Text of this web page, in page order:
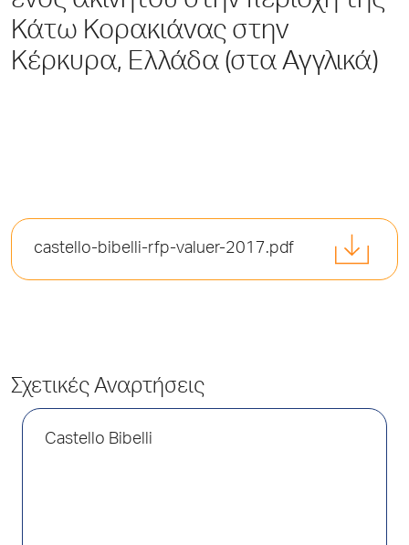
Κάτω Κορακιάνας στην
Κέρκυρα, Ελλάδα (στα Αγγλικά)
castello-bibelli-rfp-valuer-2017.pdf
Σχετικές Αναρτήσεις
Castello Bibelli